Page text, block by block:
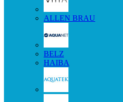
ALLEN BRAU
BELZ
HAIBA